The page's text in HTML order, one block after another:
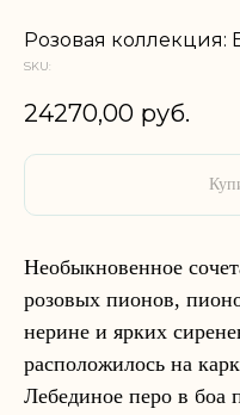
Розовая коллекция:
SKU:
24270,00 руб.
Необыкновенное
розовых пионов,
нерине и ярких
расположилось на
Лебединое перо в боа